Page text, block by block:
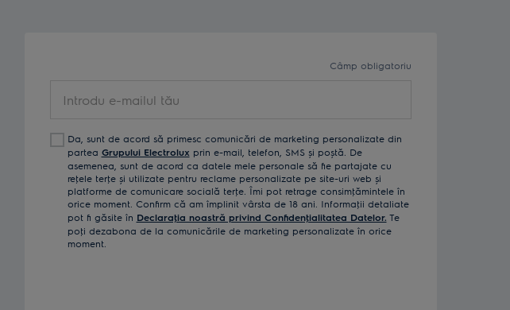
Câmp obligatoriu
Da, sunt de acord să primesc comunicări de marketing personalizate din
partea Grupului Electrolux prin e-mail, telefon, SMS și poștă. De
asemenea, sunt de acord ca datele mele personale să fie partajate cu
reţele terţe și utilizate pentru reclame personalizate pe site-uri web și
platforme de comunicare socială terţe. Îmi pot retrage consimţămintele în
orice moment. Confirm că am împlinit vârsta de 18 ani. Informaţii detaliate
pot fi găsite în Declaraţia noastră privind Confidenţialitatea Datelor. Te
poţi dezabona de la comunicările de marketing personalizate în orice
moment.